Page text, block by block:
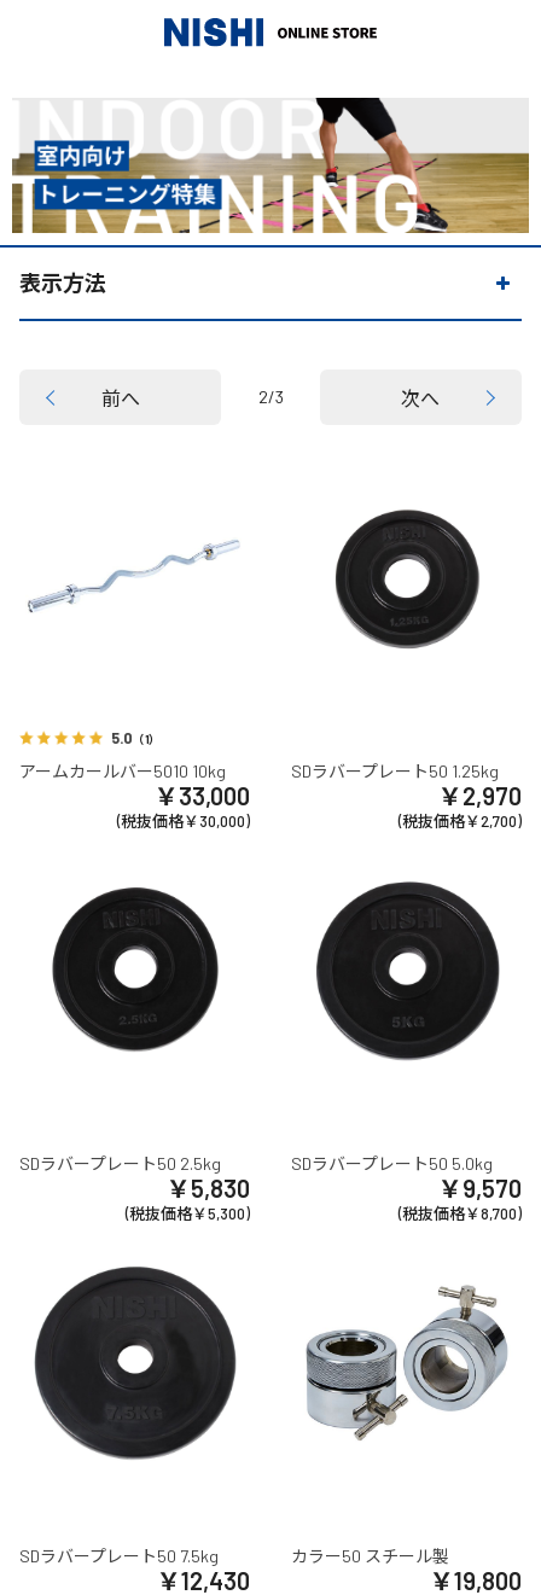
表示方法
前へ 2/3 次へ
5.0 （1）
アームカールバー5010 10kg
￥33,000
(税抜価格￥30,000)
SDラバープレート50 1.25kg
￥2,970
(税抜価格￥2,700)
SDラバープレート50 2.5kg
￥5,830
(税抜価格￥5,300)
SDラバープレート50 5.0kg
￥9,570
(税抜価格￥8,700)
SDラバープレート50 7.5kg
￥12,430
カラー50 スチール製
￥19,800